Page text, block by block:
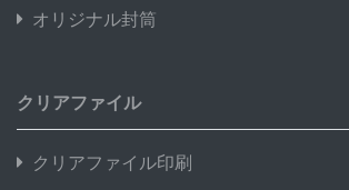
オリジナル封筒
クリアファイル
クリアファイル印刷